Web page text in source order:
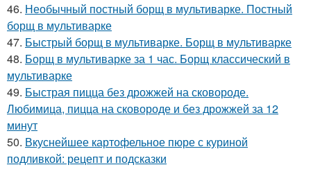
46. Необычный постный борщ в мультиварке. Постный
борщ в мультиварке
47. Быстрый борщ в мультиварке. Борщ в мультиварке
48. Борщ в мультиварке за 1 час. Борщ классический в
мультиварке
49. Быстрая пицца без дрожжей на сковороде.
Любимица, пицца на сковороде и без дрожжей за 12
минут
50. Вкуснейшее картофельное пюре с куриной
подливкой: рецепт и подсказки